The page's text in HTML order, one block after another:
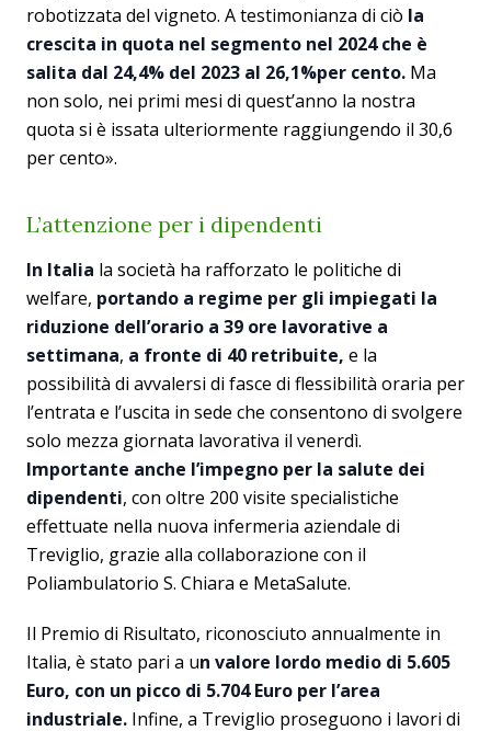
robotizzata del vigneto. A testimonianza di ciò la
crescita in quota nel segmento nel 2024 che è
salita dal 24,4% del 2023 al 26,1%per cento. Ma
non solo, nei primi mesi di quest’anno la nostra
quota si è issata ulteriormente raggiungendo il 30,6
per cento».
L’attenzione per i dipendenti
In Italia la società ha rafforzato le politiche di
welfare, portando a regime per gli impiegati la
riduzione dell’orario a 39 ore lavorative a
settimana, a fronte di 40 retribuite, e la
possibilità di avvalersi di fasce di flessibilità oraria per
l’entrata e l’uscita in sede che consentono di svolgere
solo mezza giornata lavorativa il venerdì.
Importante anche l’impegno per la salute dei
dipendenti, con oltre 200 visite specialistiche
effettuate nella nuova infermeria aziendale di
Treviglio, grazie alla collaborazione con il
Poliambulatorio S. Chiara e MetaSalute.
Il Premio di Risultato, riconosciuto annualmente in
Italia, è stato pari a un valore lordo medio di 5.605
Euro, con un picco di 5.704 Euro per l’area
industriale. Infine, a Treviglio proseguono i lavori di